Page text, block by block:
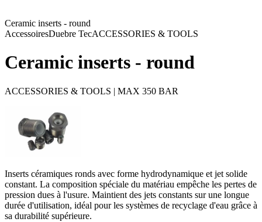
Ceramic inserts - round
AccessoiresDuebre TecACCESSORIES & TOOLS
Ceramic inserts - round
ACCESSORIES & TOOLS | MAX 350 BAR
Inserts céramiques ronds avec forme hydrodynamique et jet solide
constant. La composition spéciale du matériau empêche les pertes de
pression dues à l'usure. Maintient des jets constants sur une longue
durée d'utilisation, idéal pour les systèmes de recyclage d'eau grâce à
sa durabilité supérieure.